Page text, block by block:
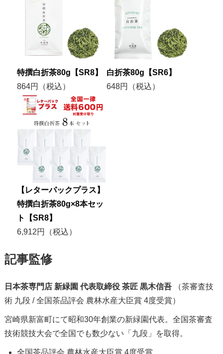
特撰白折茶80g【SR8】
864円（税込）
白折茶80g【SR6】
648円（税込）
【レターパックプラス】
特撰白折茶80g×8本セッ
ト【SR8】
6,912円（税込）
記事監修
日本茶専門店 新緑園 代表取締役 茶匠 黒木信吾（茶審査技
術 九段 / 全国茶品評会 農林水産大臣賞 4度受賞）
宮崎県新富町にて昭和30年創業の新緑園代表。全国茶審査
技術競技大会で全国でも数少ない「九段」を取得。
全国茶品評会 農林水産大臣賞 4度受賞